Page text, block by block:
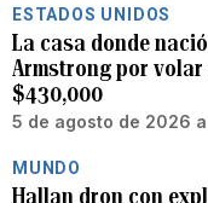
ESTADOS UNIDOS
La casa donde
Armstrong por
$430,000
5 de agosto de 2026
MUNDO
Hallan dron con